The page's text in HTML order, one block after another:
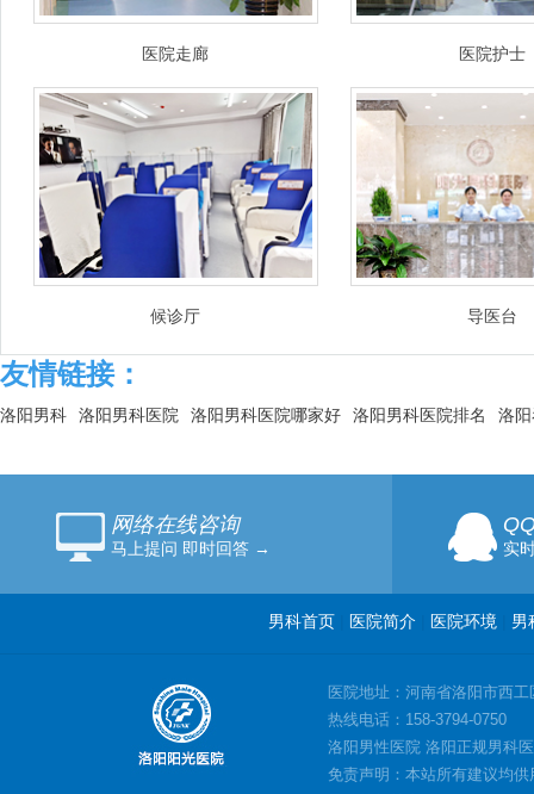
医院走廊 医院护士
候诊厅 导医台
友情链接：
洛阳男科 洛阳男科医院 洛阳男科医院哪家好 洛阳男科医院排名 洛
网络在线咨询
马上提问 即时回答 → 实
男科首页 医院简介 医院环境 男
医院地址：河南省洛阳市西
热线电话：158-3794-0750
洛阳男性医院 洛阳正规男科
免责声明：本站所有建议均